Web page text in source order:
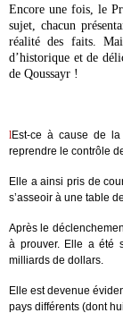
Encore une fois, le
sujet, chacun
réalité des faits.
d’historique et de
de Qoussayr !
lEst-ce à cause de
reprendre le contrôle
Elle a ainsi pris de
s’asseoir à une table
Après le
à prouver. Elle a été
milliards de dollars.
Elle est devenue
pays différents (dont